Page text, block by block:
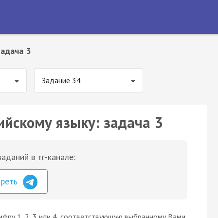
3
Задание 34
языку: задача 3
в тг-канале: